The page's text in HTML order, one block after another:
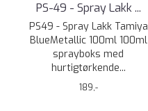
PS-49 - Spray Lakk ...
PS49 - Spray Lakk Tamiya
BlueMetallic 100ml 100ml
sprayboks med
hurtigtørkende...
189,-